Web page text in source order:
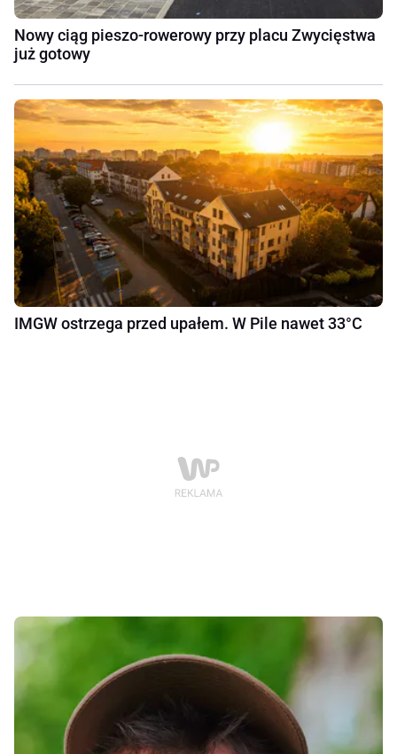
Nowy ciąg pieszo-rowerowy przy placu Zwycięstwa
już gotowy
IMGW ostrzega przed upałem. W Pile nawet 33°C